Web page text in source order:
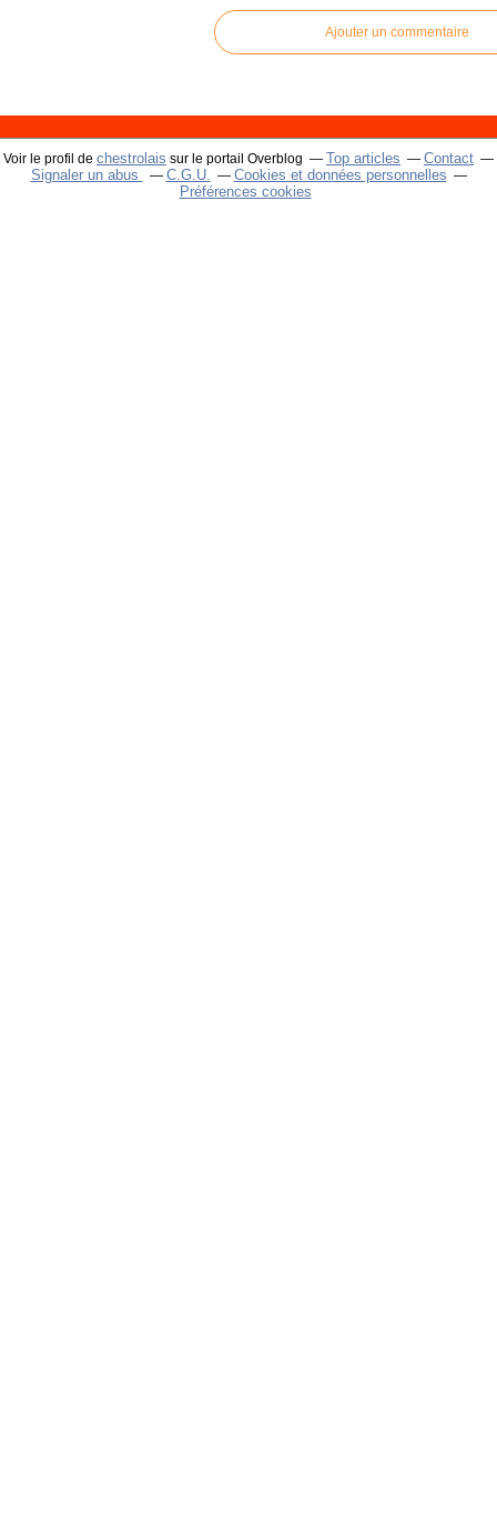
Ajouter un commentaire
Voir le profil de chestrolais sur le portail Overblog Top articles
Contact
Signaler un abus
C.G.U.
Cookies et données personnelles
Préférences cookies